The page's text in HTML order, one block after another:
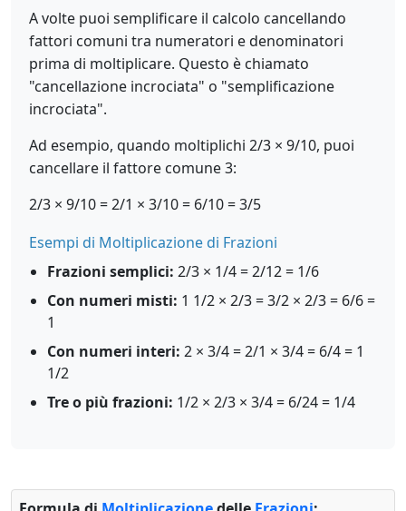
A volte puoi semplificare il calcolo cancellando
fattori comuni tra numeratori e denominatori
prima di moltiplicare. Questo è chiamato
"cancellazione incrociata" o "semplificazione
incrociata".
Ad esempio, quando moltiplichi 2/3 × 9/10, puoi
cancellare il fattore comune 3:
2/3 × 9/10 = 2/1 × 3/10 = 6/10 = 3/5
Esempi di Moltiplicazione di Frazioni
Frazioni semplici: 2/3 × 1/4 = 2/12 = 1/6
Con numeri misti: 1 1/2 × 2/3 = 3/2 × 2/3 = 6/6 =
1
Con numeri interi: 2 × 3/4 = 2/1 × 3/4 = 6/4 = 1
1/2
Tre o più frazioni: 1/2 × 2/3 × 3/4 = 6/24 = 1/4